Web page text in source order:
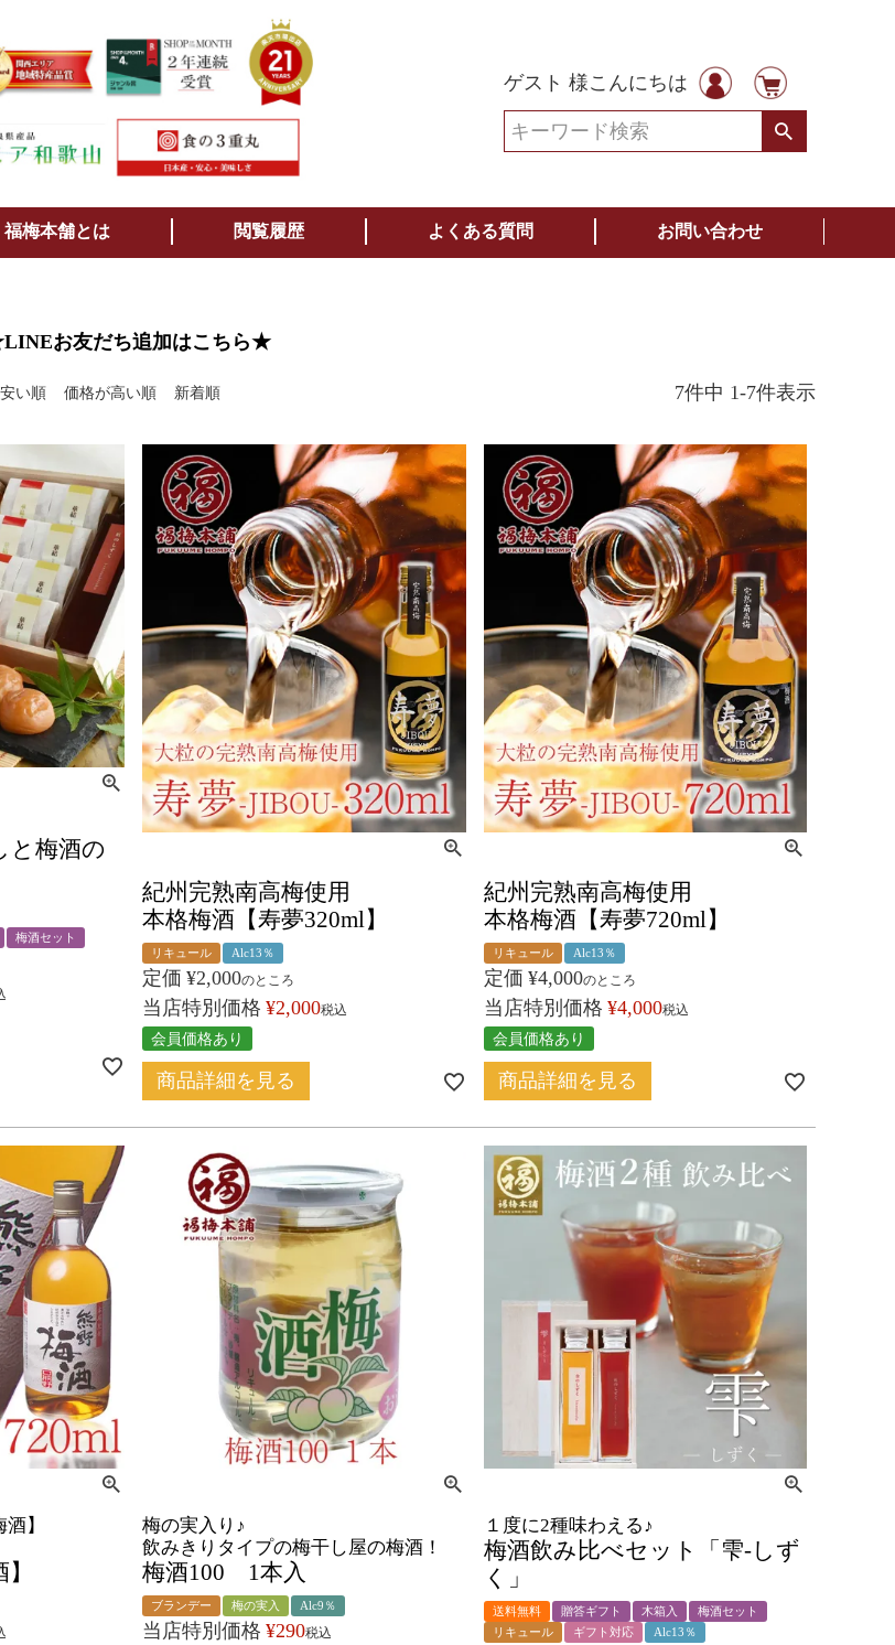
ゲスト 様こんにちは
検索
福梅本舗とは 閲覧履歴 よくある質問 お問い合わせ
お友だち追加はこちら★
い順 価格が高い順 新着順 7件中 1-7件表示
と梅酒の
梅酒セット
紀州完熟南高梅使用
本格梅酒【寿夢320ml】
リキュール Alc13％
定価 ¥2,000のところ
当店特別価格 ¥2,000税込
会員価格あり
商品詳細を見る
紀州完熟南高梅使用
本格梅酒【寿夢720ml】
リキュール Alc13％
定価 ¥4,000のところ
当店特別価格 ¥4,000税込
会員価格あり
商品詳細を見る
】
梅の実入り♪
飲みきりタイプの梅干し屋の梅酒！
梅酒100 1本入
ブランデー 梅の実入 Alc9％
当店特別価格 ¥290税込
１度に2種味わえる♪
梅酒飲み比べセット「雫-しず
く」
送料無料 贈答ギフト 木箱入
梅酒セット
リキュール
ギフト対応 Alc13％